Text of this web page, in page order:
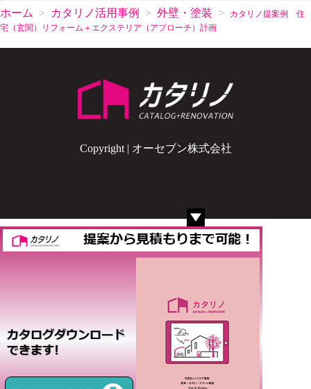
ホーム カタリノ活用事例 外壁・塗装
カタリノ提案例 住
宅（玄関）リフォーム＋エクステリア（アプローチ）計画
Copyright | オーセブン株式会社